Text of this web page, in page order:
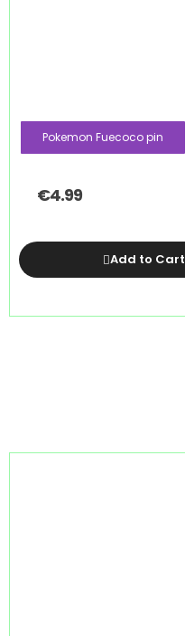
Pokemon Fuecoco pin
€4.99
Add to Cart